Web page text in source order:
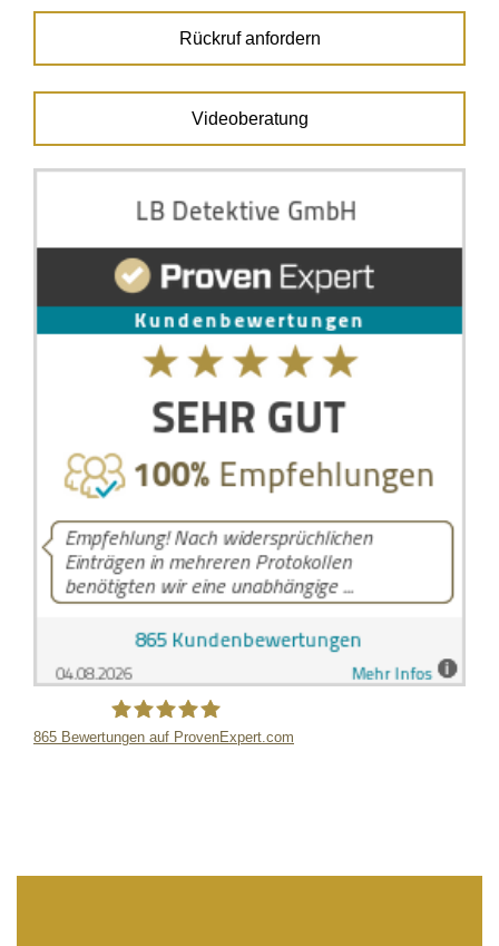
Rückruf anfordern
Videoberatung
865 Bewertungen auf ProvenExpert.com